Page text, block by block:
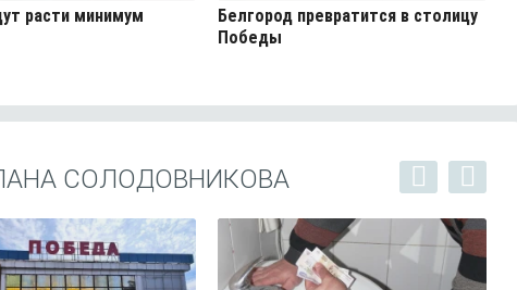
расти минимум
Белгород превратится в столицу
Победы
СОЛОДОВНИКОВА